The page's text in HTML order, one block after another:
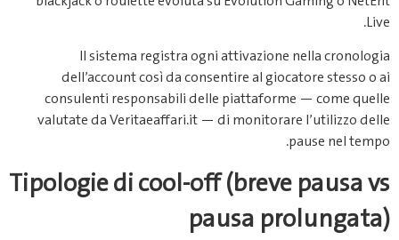
Live.
Il sistema registra ogni attivazione nella cronologia
dell’account così da consentire al giocatore stesso o ai
consulenti responsabili delle piattaforme — come quelle
valutate da Veritaeaffari.it — di monitorare l’utilizzo delle
pause nel tempo.
Tipologie di cool‑off (breve pausa vs
pausa prolungata)